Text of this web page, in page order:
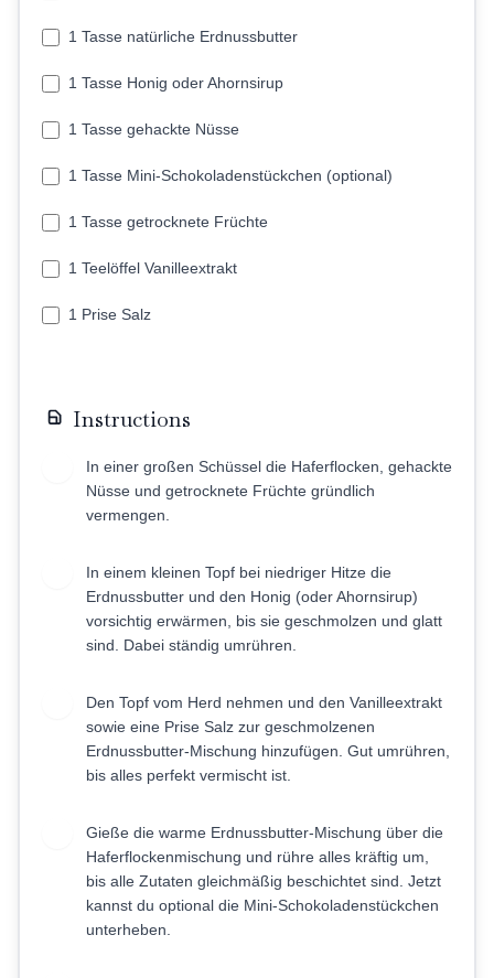
1 Tasse natürliche Erdnussbutter
1 Tasse Honig oder Ahornsirup
1 Tasse gehackte Nüsse
1 Tasse Mini-Schokoladenstückchen (optional)
1 Tasse getrocknete Früchte
1 Teelöffel Vanilleextrakt
1 Prise Salz
Instructions
In einer großen Schüssel die Haferflocken, gehackte
Nüsse und getrocknete Früchte gründlich
vermengen.
In einem kleinen Topf bei niedriger Hitze die
Erdnussbutter und den Honig (oder Ahornsirup)
vorsichtig erwärmen, bis sie geschmolzen und glatt
sind. Dabei ständig umrühren.
Den Topf vom Herd nehmen und den Vanilleextrakt
sowie eine Prise Salz zur geschmolzenen
Erdnussbutter-Mischung hinzufügen. Gut umrühren,
bis alles perfekt vermischt ist.
Gieße die warme Erdnussbutter-Mischung über die
Haferflockenmischung und rühre alles kräftig um,
bis alle Zutaten gleichmäßig beschichtet sind. Jetzt
kannst du optional die Mini-Schokoladenstückchen
unterheben.